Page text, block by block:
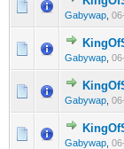
Gabywap
Gabywap
Gabywap
Gabywap